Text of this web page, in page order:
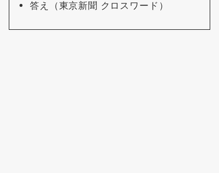
答え（東京新聞 クロスワード）